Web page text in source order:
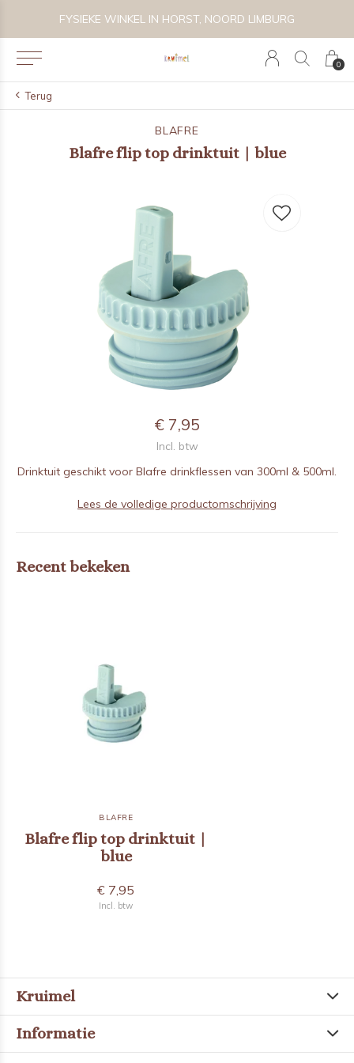
0
FYSIEKE WINKEL IN HORST, NOORD LIMBURG
Terug
BLAFRE
Blafre flip top drinktuit | blue
€ 7,95
Incl. btw
Drinktuit geschikt voor Blafre drinkflessen van 300ml & 500ml.
Lees de volledige productomschrijving
Recent bekeken
BLAFRE
Blafre flip top drinktuit |
blue
€ 7,95
Incl. btw
Kruimel
Informatie